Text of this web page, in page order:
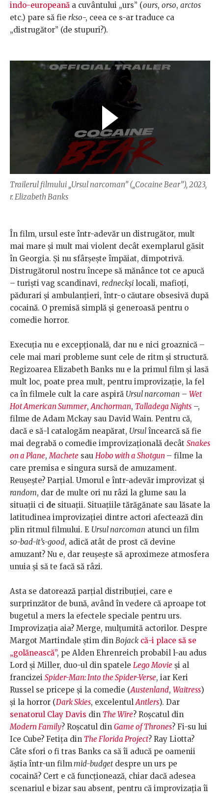
indo-europeană a cuvântului „urs” (ours, orso, arctos
etc.) pare să fie rkso-, ceea ce s-ar traduce ca
„distrugător” (de stupuri?).
Trailerul filmului „Ursul narcoman” („Cocaine Bear”), 2023,
r. Elizabeth Banks
În film, ursul este într-adevăr un distrugător, mult
mai mare și mult mai violent decât exemplarul găsit
în Georgia. Și nu sfârșește împăiat, dimpotrivă.
Distrugătorul nostru începe să mănânce tot ce apucă
– turiști vag scandinavi, redneckși locali, mafioți,
pădurari și ambulanțieri, într-o căutare obsesivă după
cocaină. O premisă simplă și generoasă pentru o
comedie horror.
Execuția nu e excepțională, dar nu e nici groaznică –
cele mai mari probleme sunt cele de ritm și structură.
Regizoarea Elizabeth Banks nu e la primul film și lasă
mult loc, poate prea mult, pentru improvizație, la fel
ca în filmele cult la care aspiră Ursul narcoman – Wet
Hot American Summer,Anchorman, Talladega Nights –,
filme de Adam Mckay sau David Wain. Pentru că,
dacă e să-l catalogăm neapărat, Ursul încearcă să fie
mai degrabă o comedie improvizațională decât Snakes
on a Plane,Machete sau Hobo with a Shotgun – filme la
care premisa e singura sursă de amuzament.
Reușește? Parțial. Umorul e într-adevăr improvizat și
random, dar de multe ori nu râzi la glume sau la
situații ci de situații. Situațiile tărăgănate sau lăsate la
latitudinea improvizației dintre actori afectează din
plin ritmul filmului. E Ursul narcoman atunci un film
so-bad-it’s-good, adică atât de prost că devine
amuzant? Nu e, dar reușește să aproximeze atmosfera
unuia și să te facă să râzi.
Asta se datorează parțial distribuției, care e
surprinzător de bună, având în vedere că aproape tot
bugetul a mers la efectele speciale pentru urs.
Improvizația aia? Merge, mulțumită actorilor. Despre
Margot Martindale știm din Bojack că-i place să se
„golănească”, pe Alden Ehrenreich probabil l-au adus
Lord și Miller, duo-ul din spatele Lego Movie și al
francizei Spider-Man: Into the Spider-Verse, iar Keri
Russel se pricepe și la comedie (Austenland, Waitress)
și la horror (Dark Skies, excelentulAntlers). Dar
senatorul Clay Davis din The Wire? Roșcatul din
Modern Family? Roșcatul din Game of Thrones? Fi-su lui
Ice Cube? Fetița din The Florida Project? Ray Liotta?
Câte sfori o fi tras Banks ca să îi aducă pe oamenii
ăștia într-un filmmid-budgetdespre un urs pe
cocaină? Cert e că funcționează, chiar dacă adesea
scenariul e bizar sau absent, pentru că improvizația îi